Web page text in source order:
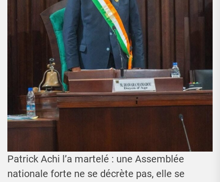
Patrick Achi l’a martelé : une Assemblée
nationale forte ne se décrète pas, elle se